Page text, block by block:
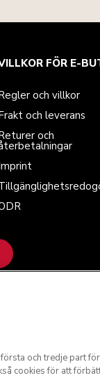
FÖR E-
och villkor
och leverans
och
och tredje part
cookies för att